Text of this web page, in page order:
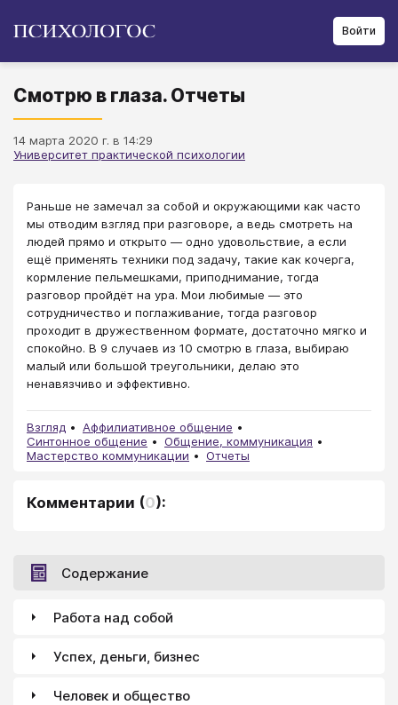
Войти
Смотрю в глаза. Отчеты
14 марта 2020 г. в 14:29
Университет практической психологии
Раньше не замечал за собой и окружающими как часто
мы отводим взгляд при разговоре, а ведь смотреть на
людей прямо и открыто — одно удовольствие, а если
ещё применять техники под задачу, такие как кочерга,
кормление пельмешками, приподнимание, тогда
разговор пройдёт на ура. Мои любимые — это
сотрудничество и поглаживание, тогда разговор
проходит в дружественном формате, достаточно мягко и
спокойно. В 9 случаев из 10 смотрю в глаза, выбираю
малый или большой треугольники, делаю это
ненавязчиво и эффективно.
Взгляд
Аффилиативное общение
Синтонное общение
Общение, коммуникация
Мастерство коммуникации
Отчеты
Комментарии (0):
Содержание
Работа над собой
Успех, деньги, бизнес
Человек и общество